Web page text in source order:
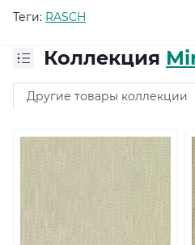
Теги: RASCH
Коллекция
Другие товары коллекции